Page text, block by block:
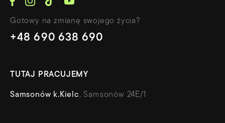
Gotowy na zmianę swojego życia?
+48 690 638 690
TUTAJ PRACUJEMY
Samsonów k.Kielc, Samsonów 24E/1